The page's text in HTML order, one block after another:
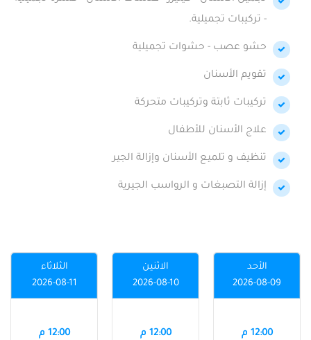
- تركيبات تجميلية.
حشو عصب - حشوات تجميلية
تقويم الأسنان
تركيبات ثابتة وتركيبات متحركة
علاج الأسنان للأطفال
تنظيف و تلميع الأسنان وإزالة الجير
إزالة التصبغات و الرواسب الجيرية
الأحد
2026-08-09
12:00 م
الاثنين
2026-08-10
12:00 م
الثلاثاء
2026-08-11
12:00 م